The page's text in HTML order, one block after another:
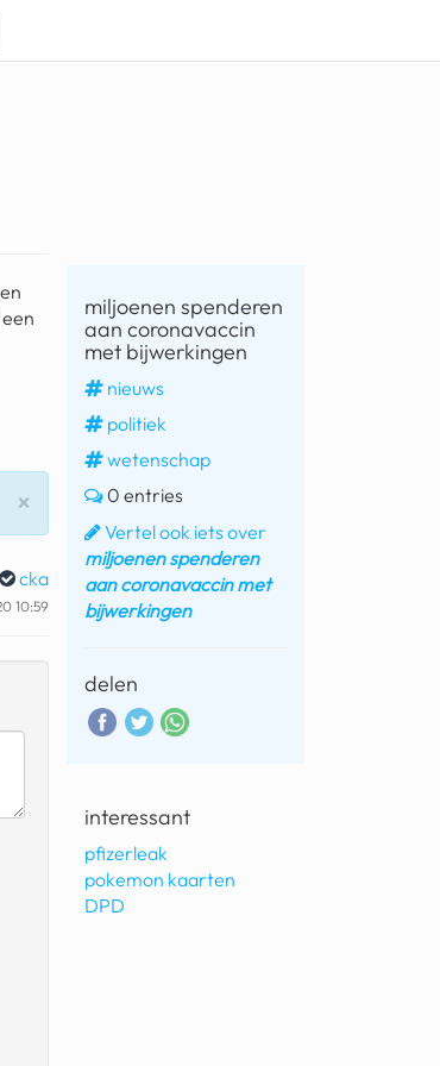
×Sluiten
cka
10:59
miljoenen spenderen
aan coronavaccin
met bijwerkingen
nieuws
politiek
wetenschap
0 entries
Vertel ook iets over
miljoenen spenderen
aan coronavaccin met
bijwerkingen
delen
interessant
pfizerleak
pokemon kaarten
DPD